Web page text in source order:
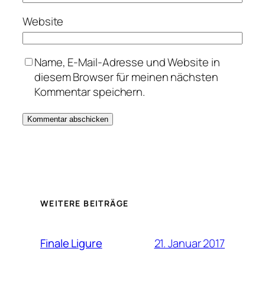
Website
Name, E-Mail-Adresse und Website in
diesem Browser für meinen nächsten
Kommentar speichern.
WEITERE BEITRÄGE
Finale Ligure 21. Januar 2017